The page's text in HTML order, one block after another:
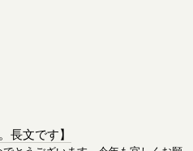
長文です】